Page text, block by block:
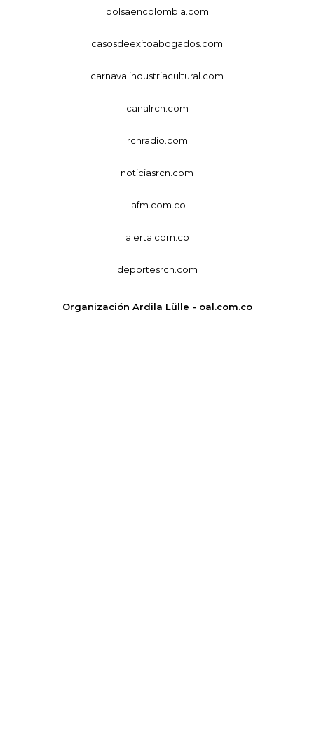
bolsaencolombia.com
casosdeexitoabogados.com
carnavalindustriacultural.com
canalrcn.com
rcnradio.com
noticiasrcn.com
lafm.com.co
alerta.com.co
deportesrcn.com
Organización Ardila Lülle - oal.com.co